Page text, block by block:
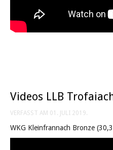
Videos LLB
VERFASST AM 01. JULI 2019.
WKG Kleinfrannach Bronze